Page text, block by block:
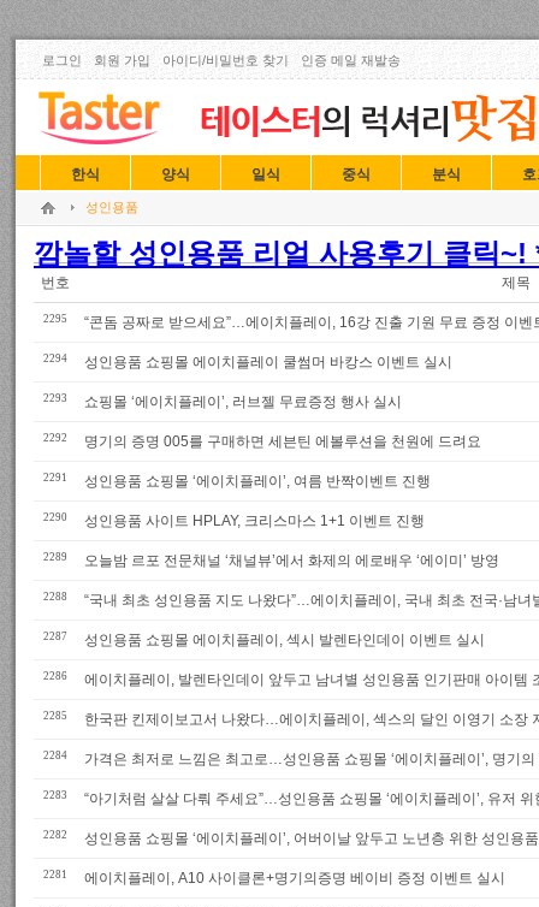
로그인 회원 가입 아이디/비밀번호 찾기 인증 메일 재발송
한식 양식 일식 중식 분식
성인용품
깜놀할 성인용품 리얼 사용후기 클릭~!
번호 제목
2295 “콘돔 공짜로 받으세요”…에이치플레이, 16강 진출 기원 무료 증정 이벤
2294 성인용품 쇼핑몰 에이치플레이 쿨썸머 바캉스 이벤트 실시
2293 쇼핑몰 ‘에이치플레이’, 러브젤 무료증정 행사 실시
2292 명기의 증명 005를 구매하면 세븐틴 에볼루션을 천원에 드려요
2291 성인용품 쇼핑몰 ‘에이치플레이’, 여름 반짝이벤트 진행
2290 성인용품 사이트 HPLAY, 크리스마스 1+1 이벤트 진행
2289 오늘밤 르포 전문채널 ‘채널뷰’에서 화제의 에로배우 ‘에이미’ 방영
2288 “국내 최초 성인용품 지도 나왔다”…에이치플레이, 국내 최초 전국·남
2287 성인용품 쇼핑몰 에이치플레이, 섹시 발렌타인데이 이벤트 실시
2286 에이치플레이, 발렌타인데이 앞두고 남녀별 성인용품 인기판매 아이템
2285 한국판 킨제이보고서 나왔다…에이치플레이, 섹스의 달인 이영기 소장
2284 가격은 최저로 느낌은 최고로…성인용품 쇼핑몰 ‘에이치플레이’, 명기
2283 “아기처럼 살살 다뤄 주세요”…성인용품 쇼핑몰 ‘에이치플레이’, 유저
2282 성인용품 쇼핑몰 ‘에이치플레이’, 어버이날 앞두고 노년층 위한 성인용
2281 에이치플레이, A10 사이클론+명기의증명 베이비 증정 이벤트 실시